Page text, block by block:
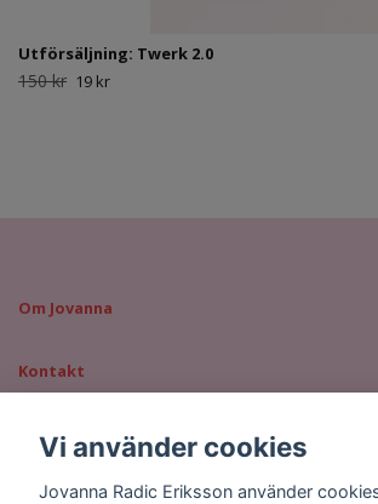
Utförsäljning: Twerk 2.0
150 kr 19 kr
Om Jovanna
Kontakt
Läs mer
Sociala medier
Vi använder cookies
Jovanna Radic Eriksson använder